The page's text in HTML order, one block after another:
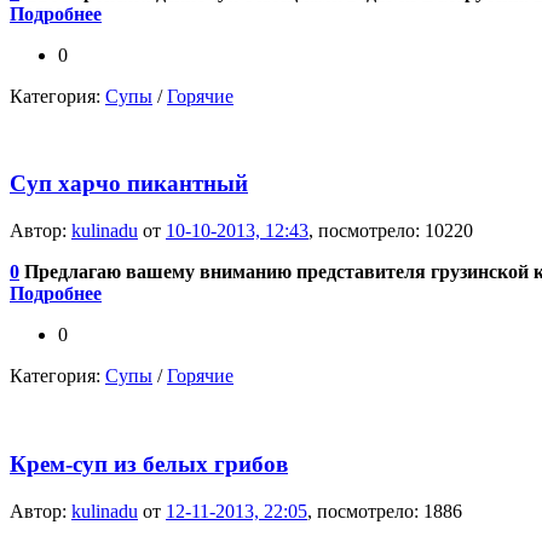
Подробнее
0
Категория: Супы /Горячие
Суп харчо пикантный
Автор: kulinadu от 10-10-2013, 12:43, посмотрело: 10220
0 Предлагаю вашему вниманию представителя грузинской
Подробнее
0
Категория: Супы /Горячие
Крем-суп из белых грибов
Автор: kulinadu от 12-11-2013, 22:05, посмотрело: 1886